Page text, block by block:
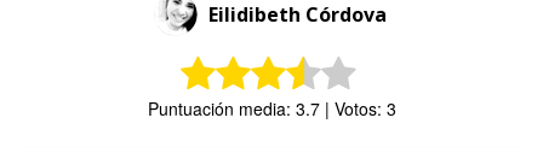
Eilidibeth Córdova
Puntuación media: 3.7 | Votos: 3